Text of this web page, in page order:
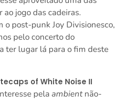
ao jogo das cadeiras.
o post-punk Joy Divisionesco,
pelo concerto do
ter lugar lá para o fim deste
of White Noise II
pela ambientnão-